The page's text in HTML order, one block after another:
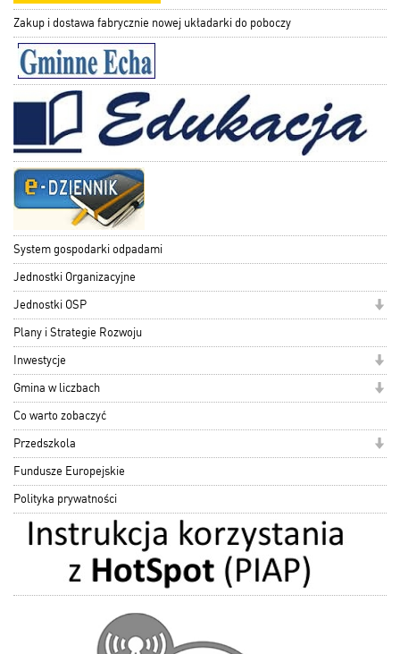
Zakup i dostawa fabrycznie nowej układarki do poboczy
System gospodarki odpadami
Jednostki Organizacyjne
Jednostki OSP
Plany i Strategie Rozwoju
Inwestycje
Gmina w liczbach
Co warto zobaczyć
Przedszkola
Fundusze Europejskie
Polityka prywatności